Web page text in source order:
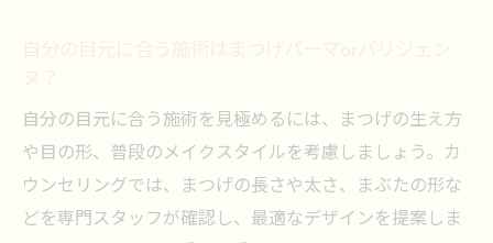
自分の目元に合う施術はまつげパーマorパリジェン
ヌ？
自分の目元に合う施術を見極めるには、まつげの生え方
や目の形、普段のメイクスタイルを考慮しましょう。カ
ウンセリングでは、まつげの長さや太さ、まぶたの形な
どを専門スタッフが確認し、最適なデザインを提案しま